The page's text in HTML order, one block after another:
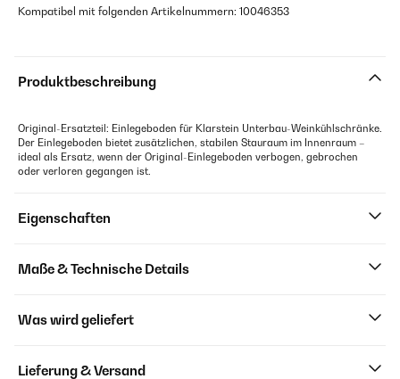
Kompatibel mit folgenden Artikelnummern: 10046353
Produktbeschreibung
Original-Ersatzteil: Einlegeboden für Klarstein Unterbau-Weinkühlschränke.
Der Einlegeboden bietet zusätzlichen, stabilen Stauraum im Innenraum –
ideal als Ersatz, wenn der Original-Einlegeboden verbogen, gebrochen
oder verloren gegangen ist.
Eigenschaften
Maße & Technische Details
Was wird geliefert
Lieferung & Versand